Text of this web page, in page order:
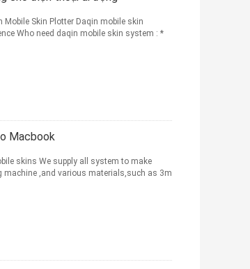
Mobile Skin Plotter Daqin mobile skin
Who need daqin mobile skin system : *
Macbook
skins We supply all system to make
,and various materials,such as 3m